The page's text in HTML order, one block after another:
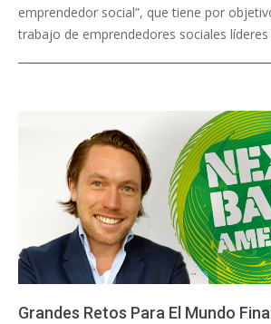
emprendedor social”, que tiene por
trabajo de emprendedores sociales líderes
Grandes Retos Para El Mundo